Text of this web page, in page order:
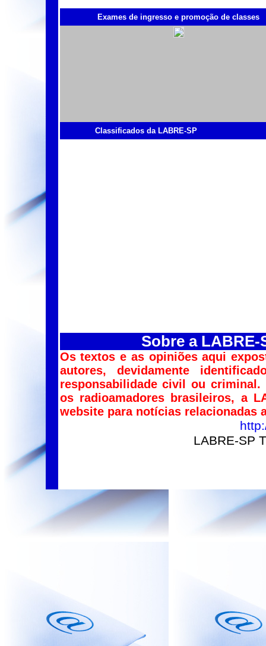
Exames de ingresso e promoção de classes
Classificados da LABRE-SP
Sobre a
Os textos e as opiniões aqui
autores, devidamente
responsabilidade civil ou
os radioamadores brasileiros, a
website para notícias relacionadas
LABRE-SP